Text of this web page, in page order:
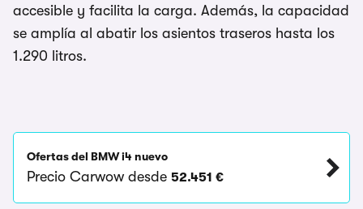
accesible y facilita la carga. Además, la capacidad
se amplía al abatir los asientos traseros hasta los
1.290 litros.
Ofertas del BMW i4 nuevo
Precio Carwow desde 52.451 €